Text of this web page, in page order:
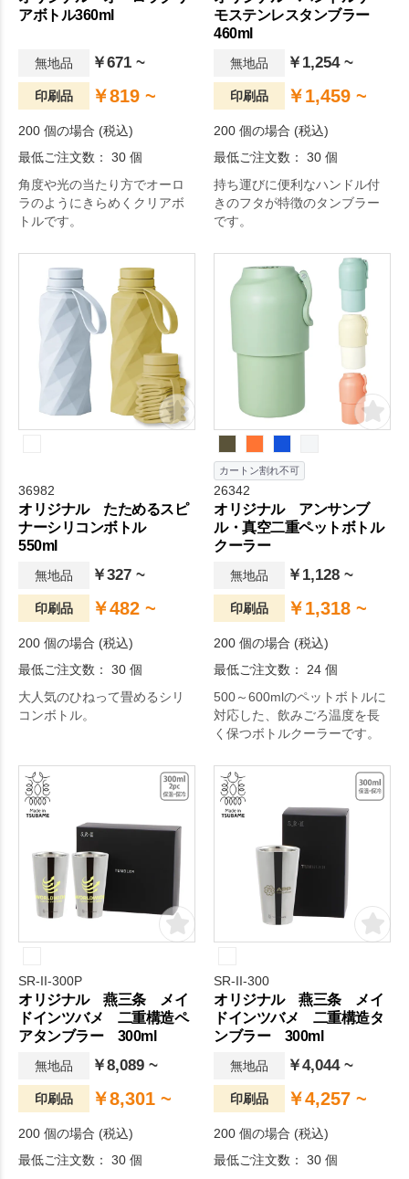
アボトル360ml
無地品 ￥671 ~
印刷品 ￥819 ~
200 個の場合 (税込)
最低ご注文数： 30 個
角度や光の当たり方でオーロ
ラのようにきらめくクリアボ
トルです。
モステンレスタンブラー
460ml
無地品 ￥1,254 ~
印刷品 ￥1,459 ~
200 個の場合 (税込)
最低ご注文数： 30 個
持ち運びに便利なハンドル付
きのフタが特徴のタンブラー
です。
36982
オリジナル たためるスピ
ナーシリコンボトル
550ml
無地品 ￥327 ~
印刷品 ￥482 ~
200 個の場合 (税込)
最低ご注文数： 30 個
大人気のひねって畳めるシリ
コンボトル。
カートン割れ不可
26342
オリジナル アンサンブ
ル・真空二重ペットボトル
クーラー
無地品 ￥1,128 ~
印刷品 ￥1,318 ~
200 個の場合 (税込)
最低ご注文数： 24 個
500～600mlのペットボトルに
対応した、飲みごろ温度を長
く保つボトルクーラーです。
SR-II-300P
オリジナル 燕三条 メイ
ドインツバメ 二重構造ペ
アタンブラー 300ml
無地品 ￥8,089 ~
印刷品 ￥8,301 ~
200 個の場合 (税込)
最低ご注文数： 30 個
SR-II-300
オリジナル 燕三条 メイ
ドインツバメ 二重構造タ
ンブラー 300ml
無地品 ￥4,044 ~
印刷品 ￥4,257 ~
200 個の場合 (税込)
最低ご注文数： 30 個